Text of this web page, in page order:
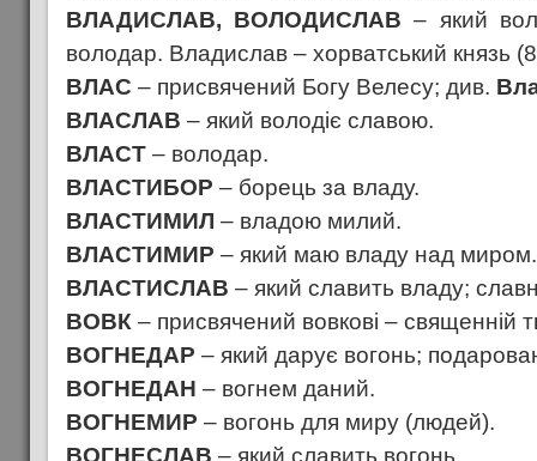
ВЛАДИСЛАВ, ВОЛОДИСЛАВ – який
володар. Владислав – хорватський князь
ВЛАС – присвячений Богу Велесу; див.
ВЛАСЛАВ – який володіє славою.
ВЛАСТ – володар.
ВЛАСТИБОР – борець за владу.
ВЛАСТИМИЛ – владою милий.
ВЛАСТИМИР – який маю владу над миром.
ВЛАСТИСЛАВ – який славить владу;
ВОВК – присвячений вовкові – священній
ВОГНЕДАР – який дарує вогонь;
ВОГНЕДАН – вогнем даний.
ВОГНЕМИР – вогонь для миру (людей).
ВОГНЕСЛАВ – який славить вогонь.